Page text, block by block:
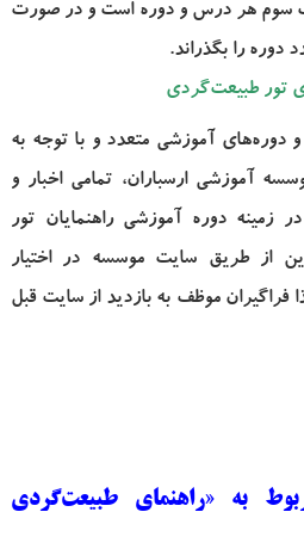
سوم هر درس و دوره است و در صورت
دوره را بگذراند.
تور طبیعت‌گردی
دوره‌های آموزشی متعدد و با توجه به
آموزشی ارسباران، تمامی اخبار و
زمینه دوره آموزشی راهنمایان تور
از طریق سایت موسسه در اختیار
فراگیران موظف به بازدید از سایت قبل
به «راهنمای طبیعت‌گردی